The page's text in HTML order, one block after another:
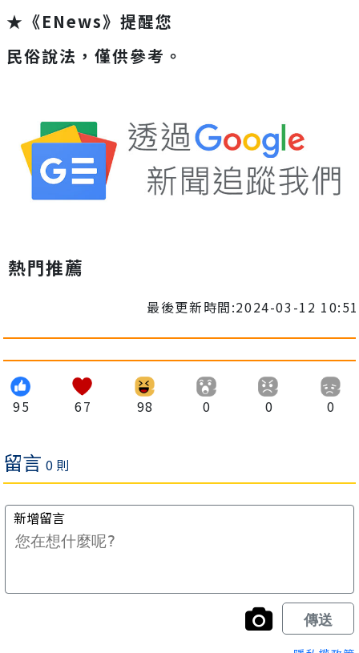
★《ENews》提醒您
民俗說法，僅供參考。
熱門推薦
最後更新時間:2024-03-12 10:51
95 67 98 0 0 0